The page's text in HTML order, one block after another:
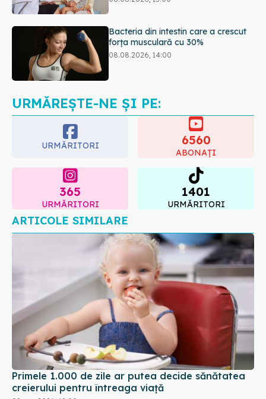
Trucul genial cu ceai negru pentru
păr. Tot mai multe femei îl adoră
URMĂREȘTE-NE ȘI PE:
URMĂRITORI 6560
ABONAȚI
365
URMĂRITORI
1401
URMĂRITORI
ARTICOLE SIMILARE
Primele 1.000 de zile ar putea decide sănătatea
creierului pentru întreaga viață